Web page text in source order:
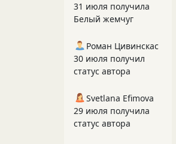
31 июля получила
Белый жемчуг
Роман Цивинскас
30 июля получил
статус автора
Svetlana Efimova
29 июля получила
статус автора